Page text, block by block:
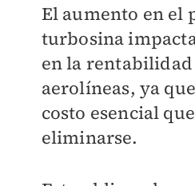
El aumento en el
turbosina
en la rentabilidad
aerolíneas, ya
costo esencial
eliminarse.